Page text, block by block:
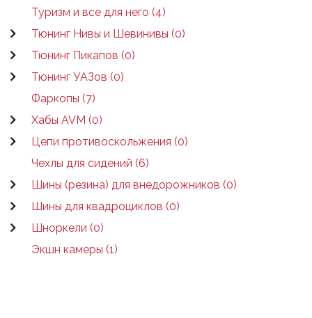
Туризм и все для него (4)
Тюнинг Нивы и Шевинивы (0)
Тюнинг Пикапов (0)
Тюнинг УАЗов (0)
Фаркопы (7)
Хабы AVM (0)
Цепи противоскольжения (0)
Чехлы для сидений (6)
Шины (резина) для внедорожников (0)
Шины для квадроциклов (0)
Шноркели (0)
Экшн камеры (1)